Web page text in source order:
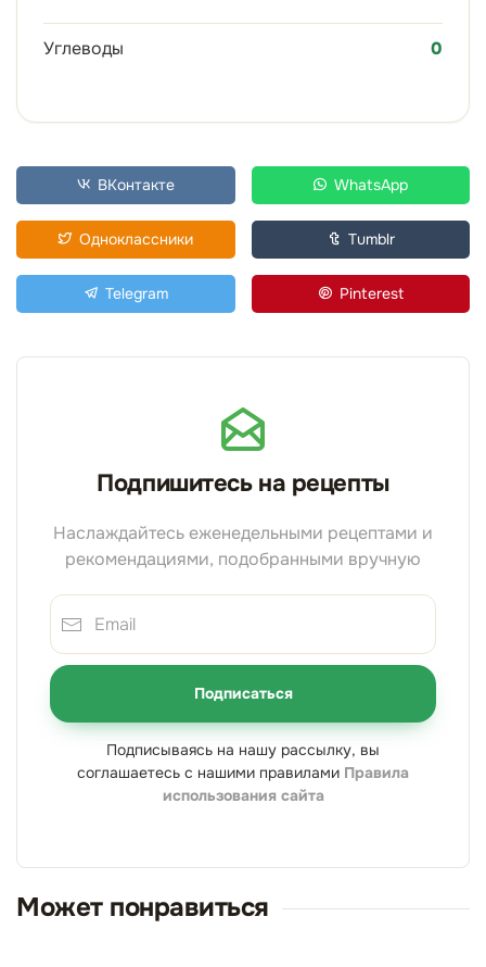
Углеводы 0
ВКонтакте WhatsApp
Одноклассники Tumblr
Telegram Pinterest
Подпишитесь на рецепты
Наслаждайтесь еженедельными рецептами и
рекомендациями, подобранными вручную
Подписаться
Подписываясь на нашу рассылку, вы
соглашаетесь с нашими правилами Правила
использования сайта
Может понравиться